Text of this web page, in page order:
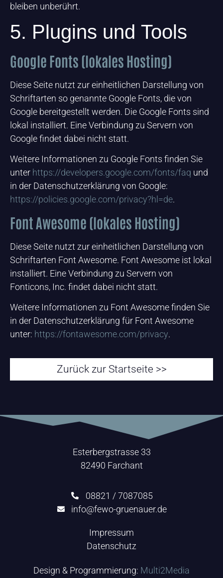
bleiben unberührt.
5. Plugins und Tools
Google Fonts (lokales Hosting)
Diese Seite nutzt zur einheitlichen Darstellung von
Schriftarten so genannte Google Fonts, die von
Google bereitgestellt werden. Die Google Fonts sind
lokal installiert. Eine Verbindung zu Servern von
Google findet dabei nicht statt.
Weitere Informationen zu Google Fonts finden Sie
unter https://developers.google.com/fonts/faq und
in der Datenschutzerklärung von Google:
https://policies.google.com/privacy?hl=de.
Font Awesome (lokales Hosting)
Diese Seite nutzt zur einheitlichen Darstellung von
Schriftarten Font Awesome. Font Awesome ist lokal
installiert. Eine Verbindung zu Servern von
Fonticons, Inc. findet dabei nicht statt.
Weitere Informationen zu Font Awesome finden Sie
in der Datenschutzerklärung für Font Awesome
unter: https://fontawesome.com/privacy.
Zurück zur Startseite >>
Esterbergstrasse 33
82490 Farchant
08821 / 7087085
info@fewo-gruenauer.de
Impressum
Datenschutz
Design & Programmierung: Multi2Media